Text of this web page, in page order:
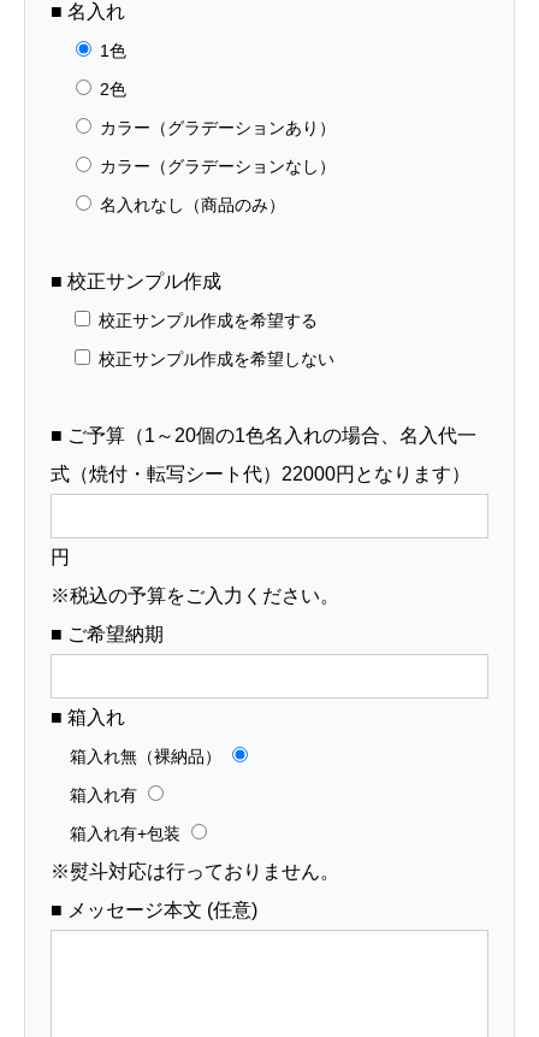
■ 名入れ
1色
2色
カラー（グラデーションあり）
カラー（グラデーションなし）
名入れなし（商品のみ）
■ 校正サンプル作成
校正サンプル作成を希望する
校正サンプル作成を希望しない
■ ご予算（1～20個の1色名入れの場合、名入代一
式（焼付・転写シート代）22000円となります）
円
※税込の予算をご入力ください。
■ ご希望納期
■ 箱入れ
箱入れ無（裸納品）
箱入れ有
箱入れ有+包装
※熨斗対応は行っておりません。
■ メッセージ本文 (任意)